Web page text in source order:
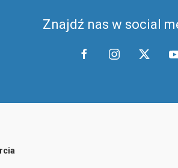
Znajdź nas w social